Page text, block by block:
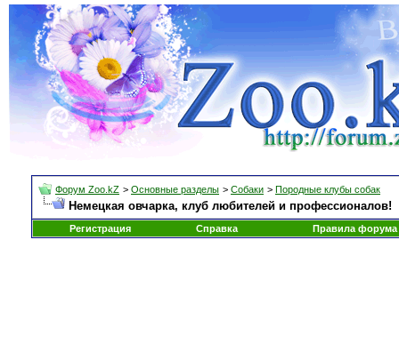
Форум Zoo.kZ > Основные разделы > Собаки > Породные клубы собак
Немецкая овчарка, клуб любителей и профессионалов!
Регистрация Справка Правила форума